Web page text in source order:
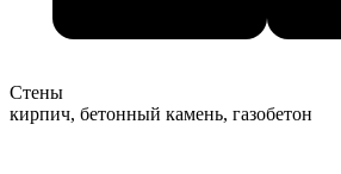
Стены
кирпич, бетонный камень, газобетон